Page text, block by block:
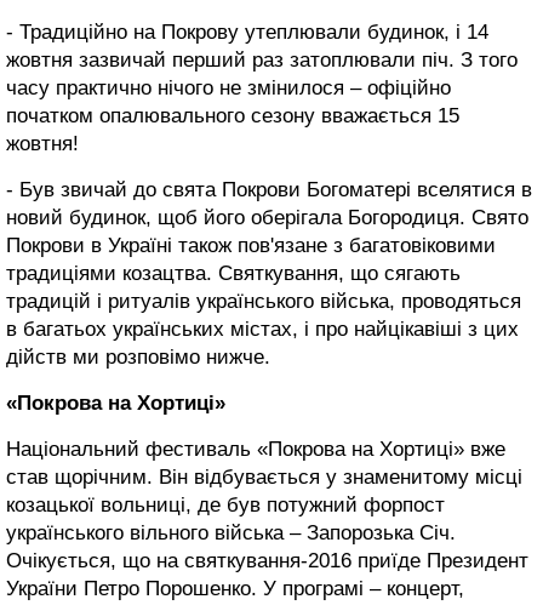
- Традиційно на Покрову утеплювали будинок, і 14
жовтня зазвичай перший раз затоплювали піч. З того
часу практично нічого не змінилося – офіційно
початком опалювального сезону вважається 15
жовтня!
- Був звичай до свята Покрови Богоматері вселятися в
новий будинок, щоб його оберігала Богородиця. Свято
Покрови в Україні також пов'язане з багатовіковими
традиціями козацтва. Святкування, що сягають
традицій і ритуалів українського війська, проводяться
в багатьох українських містах, і про найцікавіші з цих
дійств ми розповімо нижче.
«Покрова на Хортиці»
Національний фестиваль «Покрова на Хортиці» вже
став щорічним. Він відбувається у знаменитому місці
козацької вольниці, де був потужний форпост
українського вільного війська – Запорозька Січ.
Очікується, що на святкування-2016 приїде Президент
України Петро Порошенко. У програмі – концерт,